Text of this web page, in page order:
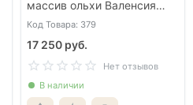
массив ольхи Валенсия
античный орех со стеклом
Код Товара: 379
17 250 руб.
Нет отзывов
В наличии